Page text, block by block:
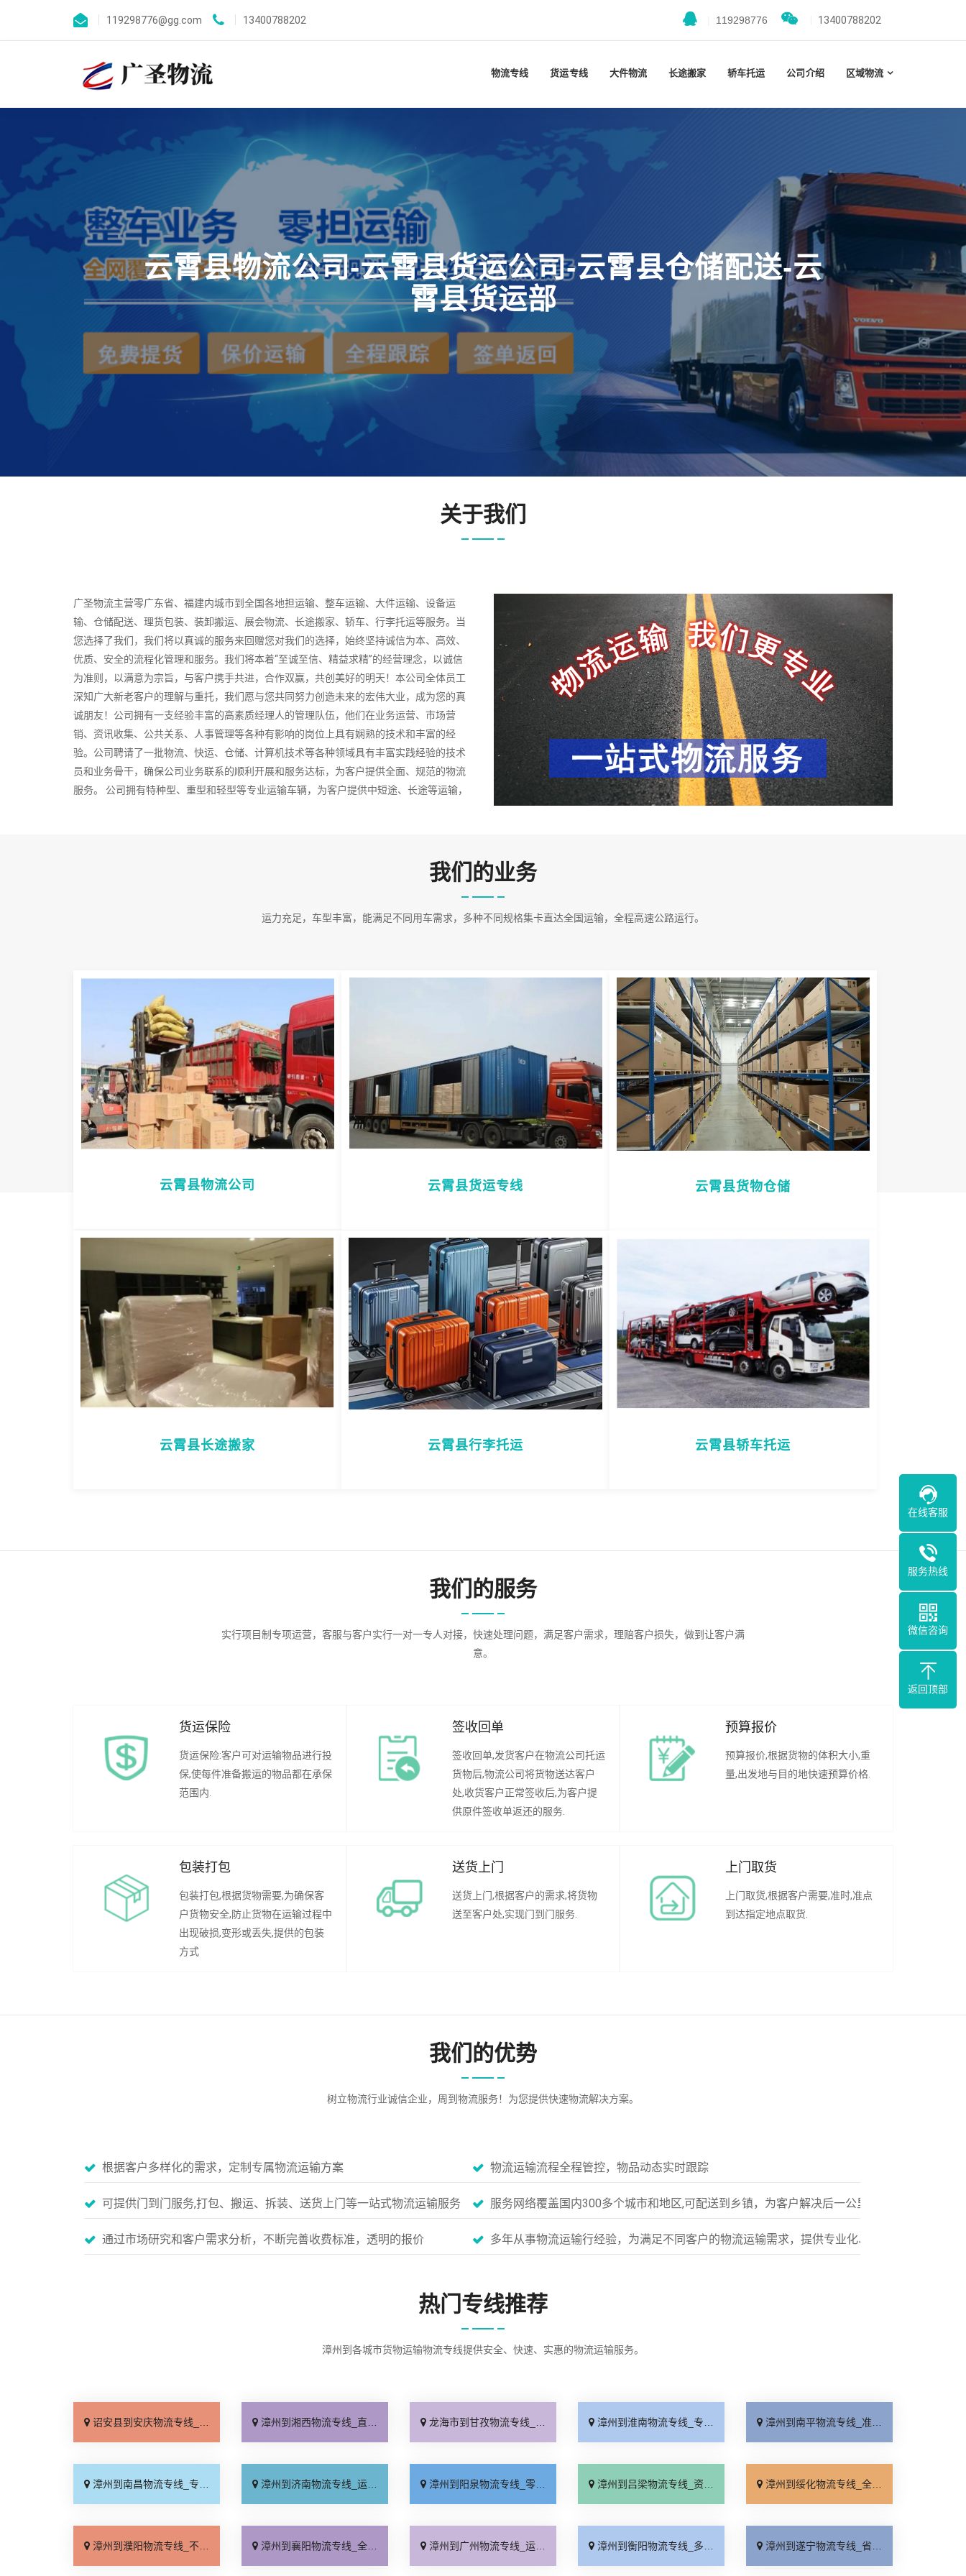
119298776@gg.com 13400788202 119298776 13400788202
物流专线 货运专线 大件物流 长途搬家 轿车托运 公司介绍 区域物流
云霄县物流公司-云霄县货运公司-云霄县仓储配送-云
霄县货运部
关于我们
广圣物流主营零广东省、福建内城市到全国各地担运输、整车运输、大件运输、设备运
输、仓储配送、理货包装、装卸搬运、展会物流、长途搬家、轿车、行李托运等服务。当
您选择了我们，我们将以真诚的服务来回赠您对我们的选择，始终坚持诚信为本、高效、
优质、安全的流程化管理和服务。我们将本着“至诚至信、精益求精”的经营理念，以诚信
为准则，以满意为宗旨，与客户携手共进，合作双赢，共创美好的明天！本公司全体员工
深知广大新老客户的理解与重托，我们愿与您共同努力创造未来的宏伟大业，成为您的真
诚朋友！公司拥有一支经验丰富的高素质经理人的管理队伍，他们在业务运营、市场营
销、资讯收集、公共关系、人事管理等各种有影响的岗位上具有娴熟的技术和丰富的经
验。公司聘请了一批物流、快运、仓储、计算机技术等各种领域具有丰富实践经验的技术
员和业务骨干，确保公司业务联系的顺利开展和服务达标，为客户提供全面、规范的物流
服务。 公司拥有特种型、重型和轻型等专业运输车辆，为客户提供中短途、长途等运输，
我们的业务
运力充足，车型丰富，能满足不同用车需求，多种不同规格集卡直达全国运输，全程高速公路运行。
云霄县物流公司 云霄县货运专线 云霄县货物仓储
云霄县长途搬家 云霄县行李托运 云霄县轿车托运
我们的服务
实行项目制专项运营，客服与客户实行一对一专人对接，快速处理问题，满足客户需求，理赔客户损失，做到让客户满
意。
货运保险
货运保险:客户可对运输物品进行投
保,使每件准备搬运的物品都在承保
范围内.
签收回单
签收回单,发货客户在物流公司托运
货物后,物流公司将货物送达客户
处,收货客户正常签收后,为客户提
供原件签收单返还的服务.
预算报价
预算报价,根据货物的体积大小,重
量,出发地与目的地快速预算价格.
包装打包
包装打包,根据货物需要,为确保客
户货物安全,防止货物在运输过程中
出现破损,变形或丢失,提供的包装
方式
送货上门
送货上门,根据客户的需求,将货物
送至客户处,实现门到门服务.
上门取货
上门取货,根据客户需要,准时,准点
到达指定地点取货.
我们的优势
树立物流行业诚信企业，周到物流服务！为您提供快速物流解决方案。
根据客户多样化的需求，定制专属物流运输方案 物流运输流程全程管控，物品动态实时跟踪
可提供门到门服务,打包、搬运、拆装、送货上门等一站式物流运输服务 服务网络覆盖国内300多个城市和地区,可配送到乡镇，为客户解决后一公里配送服务
通过市场研究和客户需求分析，不断完善收费标准，透明的报价 多年从事物流运输行经验，为满足不同客户的物流运输需求，提供专业化、标准化的多元服务
热门专线推荐
漳州到各城市货物运输物流专线提供安全、快速、实惠的物流运输服务。
诏安县到安庆物流专线_托运省心「上门取件」 漳州到湘西物流专线_直达不中转「急你所需」 龙海市到甘孜物流专线_费用多少「合同承运」 漳州到淮南物流专线_专线直达「运价实惠」 漳州到南平物流专线_准时到货「放心物流」
漳州到南昌物流专线_专线查询「高速快运」 漳州到济南物流专线_运保时效「多久时间」 漳州到阳泉物流专线_零担配货「按时送达」 漳州到吕梁物流专线_资质齐全「专线快运」 漳州到绥化物流专线_全程无虑「运价查询」
漳州到濮阳物流专线_不随意加价「按时送达」 漳州到襄阳物流专线_全境配送「全程无虑」 漳州到广州物流专线_运价查询「费用多少」 漳州到衡阳物流专线_多少公里「直发全境」 漳州到遂宁物流专线_省事省心「送货上门」
在线客服
服务热线
微信咨询
返回顶部